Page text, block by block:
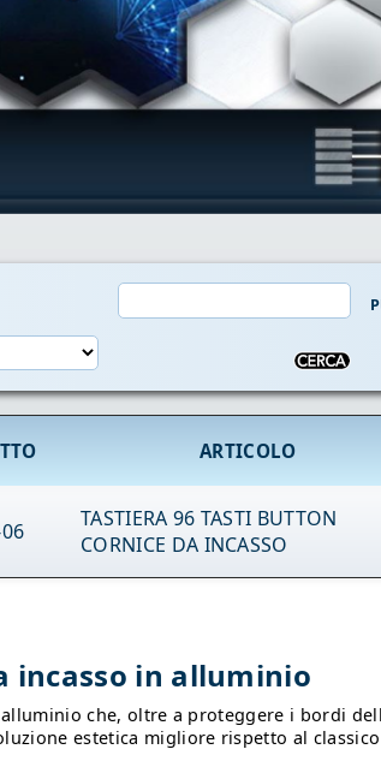
ARTICOLO
TASTIERA 96 TASTI BUTTON
CORNICE DA INCASSO
incasso in alluminio
che, oltre a proteggere i bordi
estetica migliore rispetto al